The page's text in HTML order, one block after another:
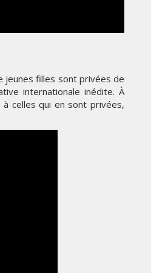
jeunes filles sont privées de
internationale inédite. À
celles qui en sont privées,